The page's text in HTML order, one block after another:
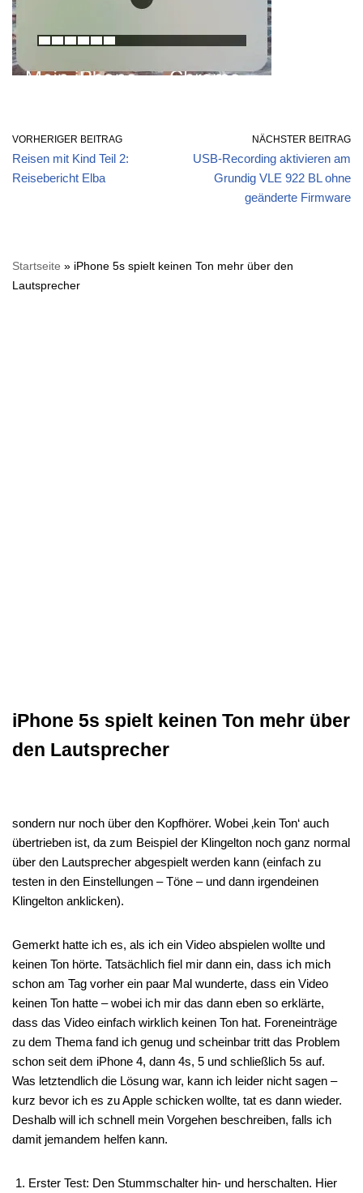
VORHERIGER BEITRAG
Reisen mit Kind Teil 2:
Reisebericht Elba
NÄCHSTER BEITRAG
USB-Recording aktivieren am
Grundig VLE 922 BL ohne
geänderte Firmware
Startseite » iPhone 5s spielt keinen Ton mehr über den
Lautsprecher
iPhone 5s spielt keinen Ton mehr über
den Lautsprecher
sondern nur noch über den Kopfhörer. Wobei ‚kein Ton‘ auch
übertrieben ist, da zum Beispiel der Klingelton noch ganz normal
über den Lautsprecher abgespielt werden kann (einfach zu
testen in den Einstellungen – Töne – und dann irgendeinen
Klingelton anklicken).
Gemerkt hatte ich es, als ich ein Video abspielen wollte und
keinen Ton hörte. Tatsächlich fiel mir dann ein, dass ich mich
schon am Tag vorher ein paar Mal wunderte, dass ein Video
keinen Ton hatte – wobei ich mir das dann eben so erklärte,
dass das Video einfach wirklich keinen Ton hat. Foreneinträge
zu dem Thema fand ich genug und scheinbar tritt das Problem
schon seit dem iPhone 4, dann 4s, 5 und schließlich 5s auf.
Was letztendlich die Lösung war, kann ich leider nicht sagen –
kurz bevor ich es zu Apple schicken wollte, tat es dann wieder.
Deshalb will ich schnell mein Vorgehen beschreiben, falls ich
damit jemandem helfen kann.
Erster Test: Den Stummschalter hin- und herschalten. Hier